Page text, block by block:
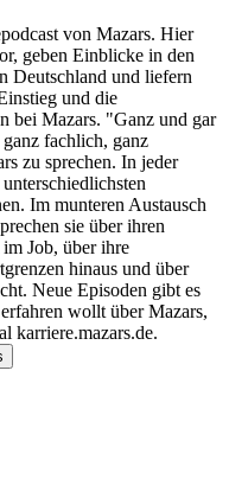
von Mazars. Hier
geben Einblicke in den
Deutschland und liefern
und die
bei Mazars. "Ganz und gar
fachlich, ganz
zu sprechen. In jeder
Im munteren Austausch
sie über ihren
Job, über ihre
hinaus und über
Neue Episoden gibt es
wollt über Mazars,
karriere.mazars.de.